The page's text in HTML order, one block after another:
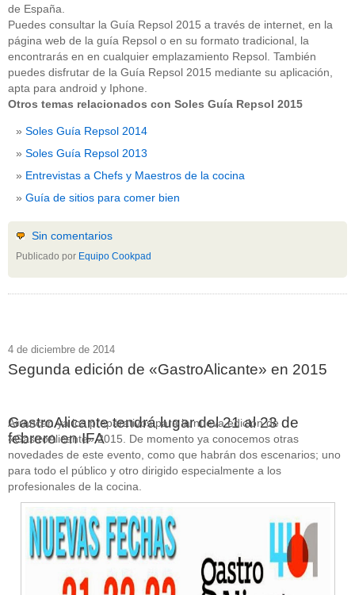
de España.
Puedes consultar la Guía Repsol 2015 a través de internet, en la
página web de la guía Repsol o en su formato tradicional, la
encontrarás en en cualquier emplazamiento Repsol. También
puedes disfrutar de la Guía Repsol 2015 mediante su aplicación,
apta para android y Iphone.
Otros temas relacionados con Soles Guía Repsol 2015
Soles Guía Repsol 2014
Soles Guía Repsol 2013
Entrevistas a Chefs y Maestros de la cocina
Guía de sitios para comer bien
Sin comentarios
Publicado por Equipo Cookpad
4 de diciembre de 2014
Segunda edición de «GastroAlicante» en 2015
GastroAlicante tendrá lugar del 21 al 23 de
febrero en IFA
Arrancan ya los preparativos para la nueva edición de
«GastroAlicante» 2015. De momento ya conocemos otras
novedades de este evento, como que habrán dos escenarios; uno
para todo el público y otro dirigido especialmente a los
profesionales de la cocina.